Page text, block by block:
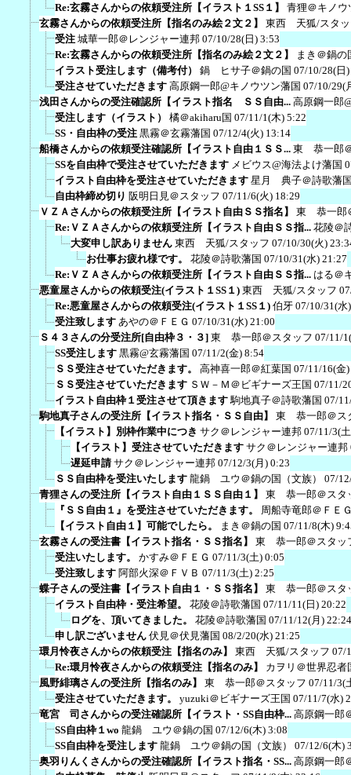
Re:玄霧さんからの依頼受注所【イラスト１SS１】
青狸＠キノウ
玄霧さんからの依頼受注所【指名のみ絵２文２】
東西 天狐/スタ
受注 城華一郎＠レンジャー連邦 07/10/28(日) 3:53
Re:玄霧さんからの依頼受注所【指名のみ絵２文２】
まき＠鍋の
イラスト受注します（備考付）
鍋 ヒサ子＠鍋の国 07/10/28(日
受注させていただきます 高原鋼一郎@キノウツン藩国 07/10/29(
浅田さんからの受注確認所【イラスト指名 ＳＳ自由... 高原鋼一郎
受注します（イラスト）
橘＠akiharu国 07/11/1(木) 5:22
SS・自由枠の受注 黒霧＠玄霧藩国 07/12/4(火) 13:14
船橋さんからの依頼受注確認所【イラスト自由１ＳＳ... 東 恭一郎
SSを自由枠で受注させていただきます メビウス@海法よけ藩国
イラスト自由枠を受注させていただきます 星月 典子＠詩歌藩
自由枠締め切り 阪明日見＠スタッフ 07/11/6(火) 18:29
ＶＺＡさんからの依頼受注所【イラスト自由ＳＳ指名】
東 恭一郎
Re:ＶＺＡさんからの依頼受注所【イラスト自由ＳＳ指... 花陵＠
大変申し訳ありません 東西 天狐/スタッフ 07/10/30(火)
お仕事お疲れ様です。
花陵＠詩歌藩国 07/10/31(水) 21:27
Re:ＶＺＡさんからの依頼受注所【イラスト自由ＳＳ指... はる＠
悪童屋さんからの依頼受注(イラスト１SS１) 東西 天狐/スタッフ
Re:悪童屋さんからの依頼受注(イラスト１SS１) 伯牙 07/10/31(水
受注致します あやの＠ＦＥＧ 07/10/31(水) 21:00
Ｓ４３さんの分受注所[自由枠３・３] 東 恭一郎＠スタッフ 07/11/
SS受注します 黒霧@玄霧藩国 07/11/2(金) 8:54
ＳＳ受注させていただきます。
高神喜一郎＠紅葉国 07/11/16(金
ＳＳ受注させていただきます ＳＷ－Ｍ＠ビギナーズ王国 07/11/
イラスト自由枠１受注させて頂きます 駒地真子＠詩歌藩国 07/
駒地真子さんの受注所【イラスト指名・ＳＳ自由】
東 恭一郎＠ス
【イラスト】別枠作業中につき サク＠レンジャー連邦 07/11/3(
【イラスト】受注させていただきます サク＠レンジャー連邦
遅延申請 サク＠レンジャー連邦 07/12/3(月) 0:23
ＳＳ自由枠を受注いたします 龍鍋 ユウ＠鍋の国（文族）
07/
青狸さんの受注所【イラスト自由１ＳＳ自由１】
東 恭一郎＠スタ
『ＳＳ自由１』を受注させていただきます。
周船寺竜郎＠ＦＥ
【イラスト自由１】可能でしたら。
まき＠鍋の国 07/11/8(木)
玄霧さんの受注書【イラスト指名・ＳＳ指名】
東 恭一郎＠スタッ
受注いたします。
かすみ＠ＦＥＧ 07/11/3(土) 0:05
受注致します 阿部火深＠ＦＶＢ 07/11/3(土) 2:25
蝶子さんの受注書【イラスト自由１・ＳＳ指名】
東 恭一郎＠スタ
イラスト自由枠・受注希望。
花陵＠詩歌藩国 07/11/11(日) 20:22
ログを、頂いてきました。
花陵＠詩歌藩国 07/11/12(月) 22:24
申し訳ございません 伏見＠伏見藩国 08/2/20(水) 21:25
環月怜夜さんからの依頼受注【指名のみ】
東西 天狐/スタッフ 07/
Re:環月怜夜さんからの依頼受注【指名のみ】
カヲリ＠世界忍者
風野緋璃さんの受注所【指名のみ】
東 恭一郎＠スタッフ 07/11/3(
受注させていただきます。
yuzuki＠ビギナーズ王国 07/11/7(水)
竜宮 司さんからの受注確認所【イラスト・SS自由枠... 高原鋼一郎
SS自由枠１wo 龍鍋 ユウ＠鍋の国 07/12/6(木) 3:08
SS自由枠を受注します 龍鍋 ユウ＠鍋の国（文族）
07/12/6(木)
奥羽りんくさんからの受注確認所【イラスト指名・SS... 高原鋼一郎